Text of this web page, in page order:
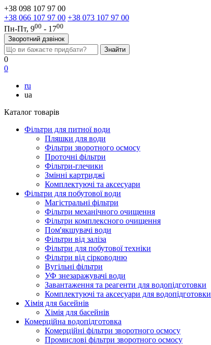
+38 098 107 97 00
+38 066 107 97 00 +38 073 107 97 00
Пн-Пт, 900 - 1700
Зворотний дзвінок
0
0
ru
ua
Каталог товарів
Фільтри для питної води
Пляшки для води
Фільтри зворотного осмосу
Проточні фільтри
Фільтри-глечики
Змінні картриджі
Комплектуючі та аксесуари
Фільтри для побутової води
Магістральні фільтри
Фільтри механічного очищення
Фільтри комплексного очищення
Пом'якшувачі води
Фільтри від заліза
Фільтри для побутової техніки
Фільтри від сірководню
Вугільні фільтри
УФ знезаражувачі води
Завантаження та реагенти для водопідготовки
Комплектуючі та аксесуари для водопідготовки
Хімія для басейнів
Хімія для басейнів
Комерційна водопідготовка
Комерційні фільтри зворотного осмосу
Промислові фільтри зворотного осмосу